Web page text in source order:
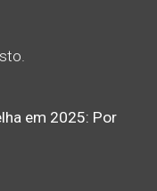
em 2025: Por